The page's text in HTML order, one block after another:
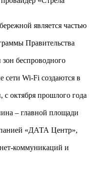
является частью
Правительства
беспроводного
сети Wi-Fi создаются в
с октября прошлого года
– главной площади
«ДАТА Центр»,
коммуникаций и